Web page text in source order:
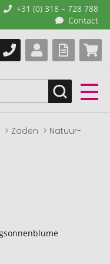
+31 (0) 318 – 728 788
Contact
Zaden
Natuur-